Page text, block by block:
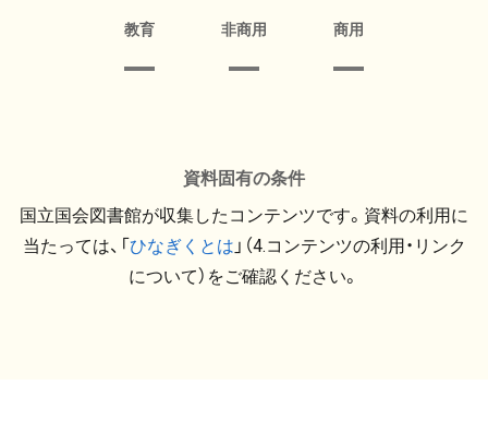
教育 非商用 商用
資料固有の条件
国立国会図書館が収集したコンテンツです。資料の利用に
当たっては、「ひなぎくとは 」（4.コンテンツの利用・リンク
について）をご確認ください。